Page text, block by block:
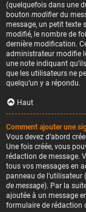
(quelquefois dans une
bouton modifierdu
message, un petit texte
modifié, le nombre de
dernière modification.
administrateur modifie
une note indiquant
que les utilisateurs ne
quelqu’un y a répondu.
Haut
Comment ajouter une
Vous devez d’abord
Une fois créée, vous
rédaction de message.
tous vos messages en
panneau de l’utilisateur
de message). Par la
ajoutée à un message
formulaire de rédaction